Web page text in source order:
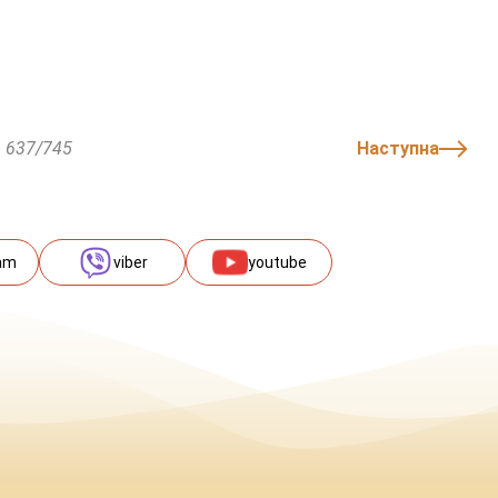
637/745 Наступна
viber youtube